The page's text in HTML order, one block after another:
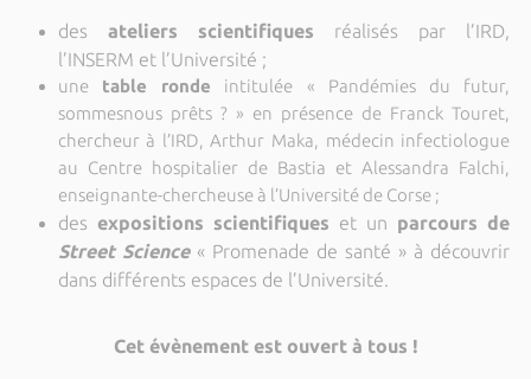
des ateliers scientifiques réalisés par l’IRD,
l’INSERM et l’Université ;
une table ronde intitulée « Pandémies du futur,
sommesnous prêts ? » en présence de Franck Touret,
chercheur à l’IRD, Arthur Maka, médecin infectiologue
au Centre hospitalier de Bastia et Alessandra Falchi,
enseignante-chercheuse à l’Université de Corse ;
des expositions scientifiques et un parcours de
Street Science« Promenade de santé » à découvrir
dans différents espaces de l’Université.
Cet évènement est ouvert à tous !